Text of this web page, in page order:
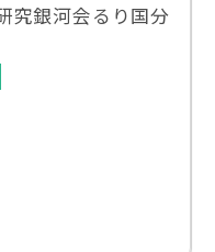
究銀河会るり国分